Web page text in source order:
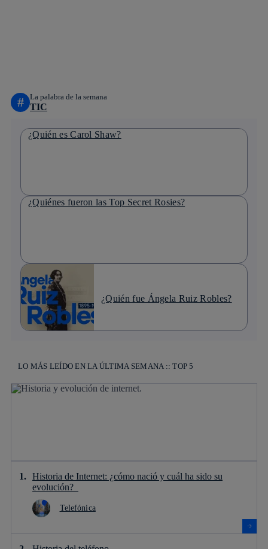
# La palabra de la semana
TIC
¿Quién es Carol Shaw?
¿Quiénes fueron las Top Secret Rosies?
¿Quién fue Ángela Ruiz Robles?
LO MÁS LEÍDO EN LA ÚLTIMA SEMANA :: TOP 5
Historia de Internet: ¿cómo nació y cuál ha sido su
evolución?
Telefónica